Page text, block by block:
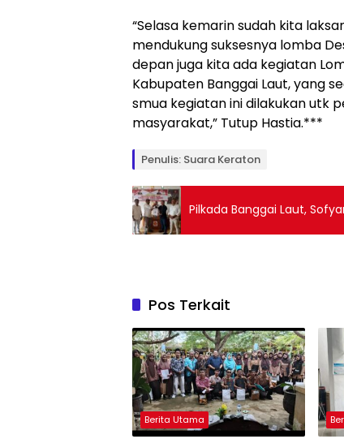
“Selasa kemarin sudah kita
mendukung suksesnya lomba
depan juga kita ada kegiatan
Kabupaten Banggai Laut, yang
smua kegiatan ini dilakukan utk
masyarakat,” Tutup Hastia.***
Penulis: Suara Keraton
Pilkada Banggai Laut,
Pos Terkait
Berita Utama